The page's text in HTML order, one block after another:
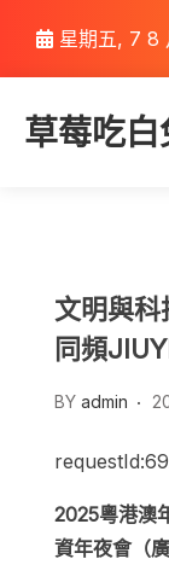
content
星期五, 7 8
草莓吃白
文明與
同頻
BY admin
2025粵港澳
資年夜會（